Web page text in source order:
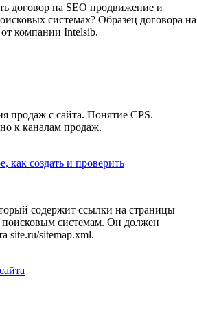
договор на SEO продвижение и
системах? Образец договора на
компании Intelsib.
продаж с сайта. Понятие CPS.
к каналам продаж.
как создать и проверить
содержит ссылки на страницы
поисковым системам. Он должен
site.ru/sitemap.xml.